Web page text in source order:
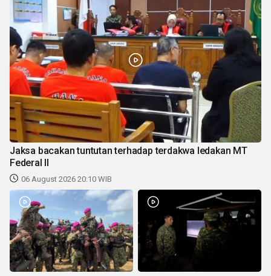
Jaksa bacakan tuntutan terhadap terdakwa ledakan MT
Federal II
06 August 2026 20:10 WIB